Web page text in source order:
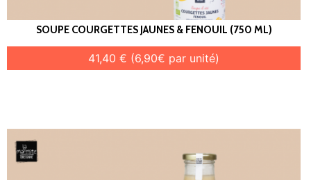
SOUPE COURGETTES JAUNES & FENOUIL (750 ML)
41,40 € (6,90€ par unité)